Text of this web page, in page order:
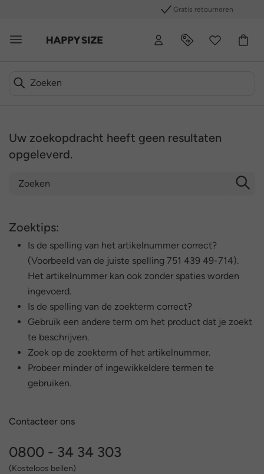
Gratis retourneren
Uw zoekopdracht heeft geen resultaten
opgeleverd.
Zoektips:
Is de spelling van het artikelnummer correct?
(Voorbeeld van de juiste spelling 751 439 49-714).
Het artikelnummer kan ook zonder spaties worden
ingevoerd.
Is de spelling van de zoekterm correct?
Gebruik een andere term om het product dat je zoekt
te beschrijven.
Zoek op de zoekterm of het artikelnummer.
Probeer minder of ingewikkeldere termen te
gebruiken.
Contacteer ons
0800 - 34 34 303
(Kosteloos bellen)